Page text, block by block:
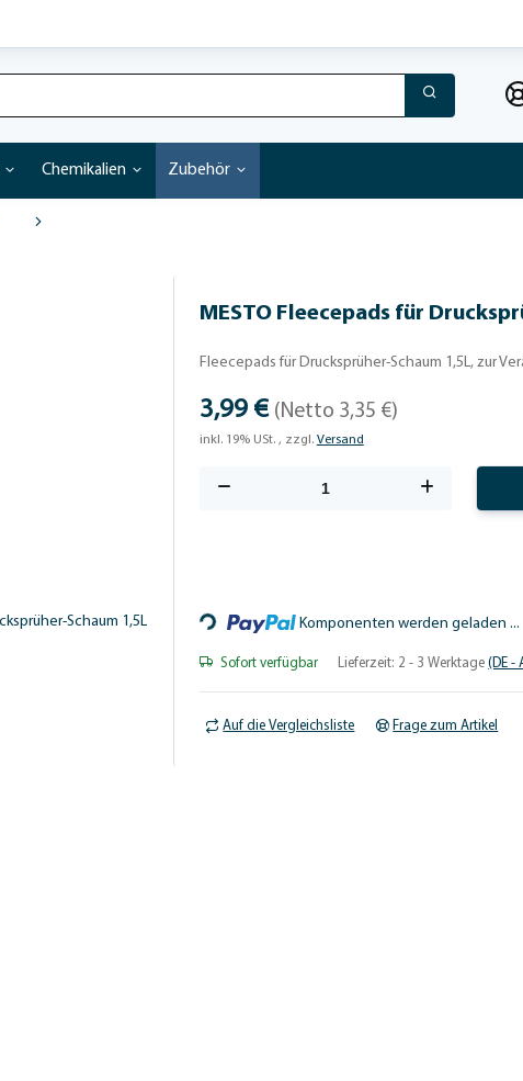
Chemikalien Zubehör
MESTO Fleecepads für
Fleecepads für Drucksprüher-Schaum 1,5L, zur
3,99 € (Netto 3,35 €)
inkl. 19% USt. , zzgl. Versand
Loading... Komponenten werden geladen ...
Sofort verfügbar Lieferzeit: 2 - 3 Werktage(DE -
Auf die Vergleichsliste Frage zum Artikel